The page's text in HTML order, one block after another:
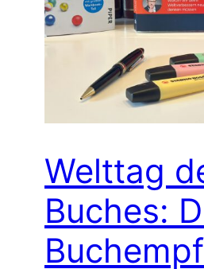
Welttag
Buches: